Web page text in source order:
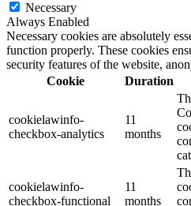
Necessary
Always Enabled
Necessary cookies are absolutely
function properly. These cookies
security features of the website,
Cookie
Duration
cookielawinfo-
checkbox-analytics
11
months
cookielawinfo-
checkbox-functional
11
months